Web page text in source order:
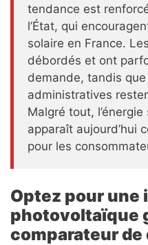
tendance est
l’État, qui
solaire en France.
débordés et ont
demande, tandis
administratives
Malgré tout,
apparaît aujourd’hui
pour les
Optez pour une
photovoltaïque
comparateur de